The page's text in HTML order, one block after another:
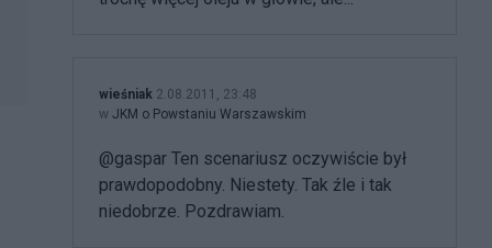
wieśniak 2.08.2011, 23:48
w JKM o Powstaniu Warszawskim
@gaspar Ten scenariusz oczywiście był
prawdopodobny. Niestety. Tak źle i tak
niedobrze. Pozdrawiam.